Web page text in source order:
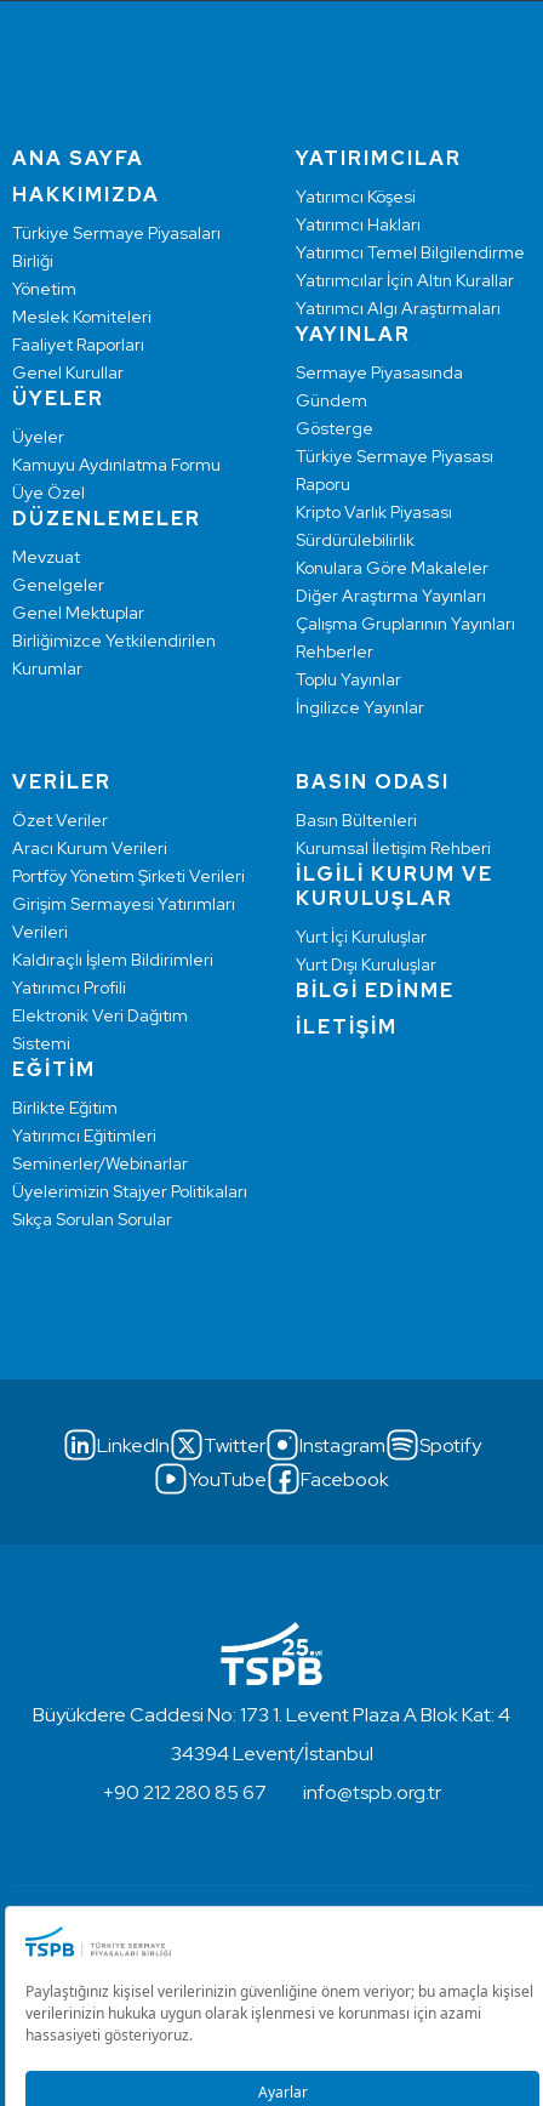
ANA SAYFA
HAKKIMIZDA
Türkiye Sermaye Piyasaları
Birliği
Yönetim
Meslek Komiteleri
Faaliyet Raporları
Genel Kurullar
ÜYELER
Üyeler
Kamuyu Aydınlatma Formu
Üye Özel
DÜZENLEMELER
Mevzuat
Genelgeler
Genel Mektuplar
Birliğimizce Yetkilendirilen
Kurumlar
YATIRIMCILAR
Yatırımcı Köşesi
Yatırımcı Hakları
Yatırımcı Temel Bilgilendirme
Yatırımcılar İçin Altın Kurallar
Yatırımcı Algı Araştırmaları
YAYINLAR
Sermaye Piyasasında
Gündem
Gösterge
Türkiye Sermaye Piyasası
Raporu
Kripto Varlık Piyasası
Sürdürülebilirlik
Konulara Göre Makaleler
Diğer Araştırma Yayınları
Çalışma Gruplarının Yayınları
Rehberler
Toplu Yayınlar
İngilizce Yayınlar
VERİLER
Özet Veriler
Aracı Kurum Verileri
Portföy Yönetim Şirketi Verileri
Girişim Sermayesi Yatırımları
Verileri
Kaldıraçlı İşlem Bildirimleri
Yatırımcı Profili
Elektronik Veri Dağıtım
Sistemi
EĞİTİM
Birlikte Eğitim
Yatırımcı Eğitimleri
Seminerler/Webinarlar
Üyelerimizin Stajyer Politikaları
Sıkça Sorulan Sorular
BASIN ODASI
Basın Bültenleri
Kurumsal İletişim Rehberi
İLGİLİ KURUM VE
KURULUŞLAR
Yurt İçi Kuruluşlar
Yurt Dışı Kuruluşlar
BİLGİ EDİNME
İLETİŞİM
LinkedIn Twitter Instagram
Spotify
YouTube
Facebook
Büyükdere Caddesi No: 173 1. Levent Plaza A Blok Kat: 4
34394 Levent/İstanbul
+90 212 280 85 67
info@tspb.org.tr
Kullanım Koşulları ve Gizlilik
Çerez Ayarlarını Düzenle